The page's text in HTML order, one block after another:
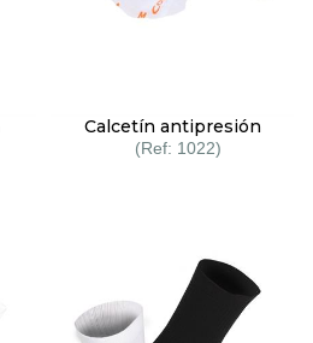
Calcetín antipresión
1022